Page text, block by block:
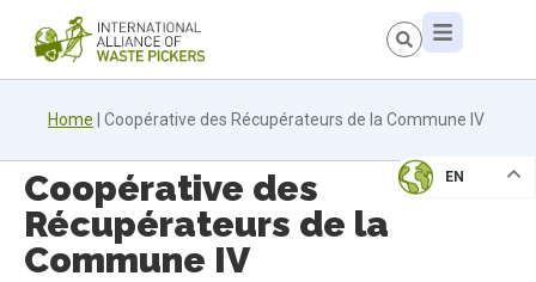
Home Coopérative des Récupérateurs de la Commune IV
EN
Coopérative des
Récupérateurs de la
Commune IV